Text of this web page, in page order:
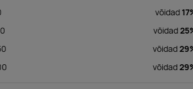
võidad
võidad
võidad
võidad